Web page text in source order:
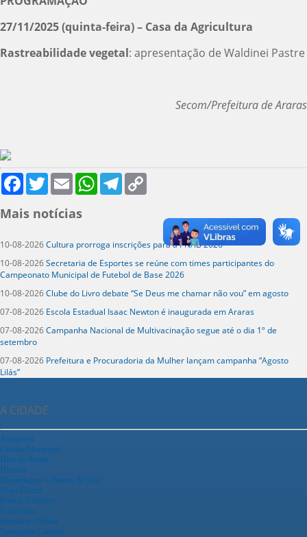
27/11/2025 (quinta-feira) – Casa da Agricultura
Rastreabilidade vegetal: apresentação de Waldinei Pastre
Secom/Prefeitura de Araras
FacebookTwitter Email WhatsAppTelegram
Mais notícias
10-08-2026Cultura prorroga inscrições para a PNAB 2026
10-08-2026Secretaria de Esportes se reúne com times participantes do
Campeonato Municipal de Futebol de Base 2026
10-08-2026Clube do Livro debate “Se Deus me chamar não vou” em agosto
07-08-2026 Escola Estadual Isaac Newton é inaugurada em Araras
07-08-2026Campanha Nacional de Multivacinação segue até o dia 1º de
setembro
07-08-2026 Prefeitura e Procuradoria da Mulher lançam campanha “Agosto
Lilás”
A CIDADE
Aeroporto
Câmara Municipal
Hino de Araras
História
Hospedagens e Pontos de Táxi
Mapa Oficial
Pontos Turísticos
Rodoviária
Símbolos Oficiais
Transporte Coletivo